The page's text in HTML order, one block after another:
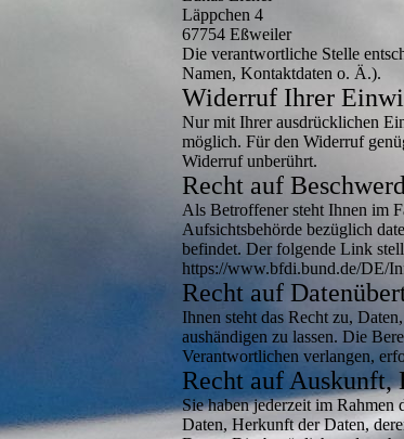
Läppchen 4
67754 Eßweiler
Die verantwortliche Stelle
Namen, Kontaktdaten o. Ä.).
Widerruf Ihrer
Nur mit Ihrer ausdrücklichen
möglich. Für den Widerruf
Widerruf unberührt.
Recht auf
Als Betroffener steht Ihnen im
Aufsichtsbehörde bezüglich
befindet. Der folgende Link
https://www.bfdi.bund.de/DE/
Recht auf
Ihnen steht das Recht zu,
aushändigen zu lassen. Die
Verantwortlichen verlangen,
Recht auf Auskunft,
Sie haben jederzeit im Rahmen
Daten, Herkunft der Daten,